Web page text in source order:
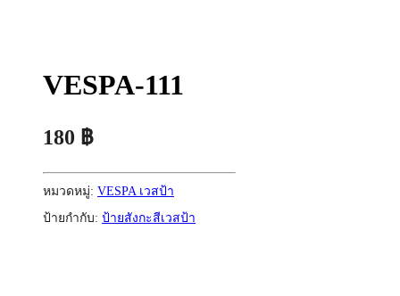
VESPA-111
180 ฿
หมวดหมู่: VESPA เวสป้า
ป้ายกำกับ: ป้ายสังกะสีเวสป้า